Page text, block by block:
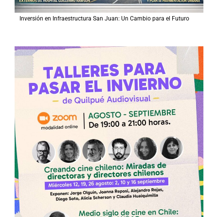
Inversión en Infraestructura San Juan: Un Cambio para el Futuro